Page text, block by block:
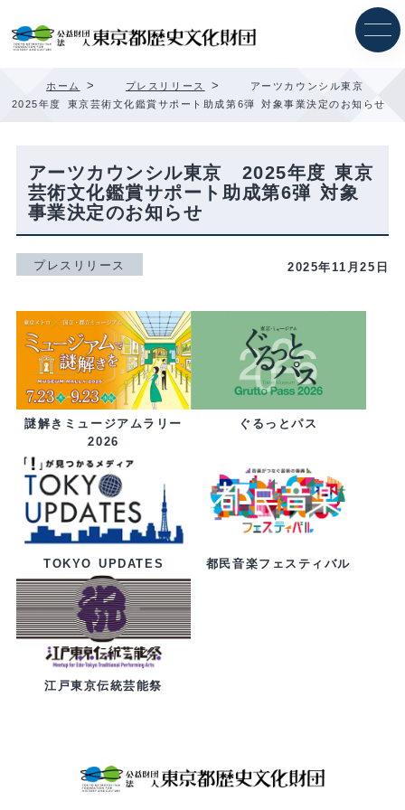
ッ
ホーム > プレスリリース >
アーツカウンシル東京
2025年度 東京芸術文化鑑賞サポート助成第6弾 対象事業決定のお知らせ
アーツカウンシル東京 2025年度 東京
芸術文化鑑賞サポート助成第6弾 対象
事業決定のお知らせ
プレスリリース 2025年11月25日
謎解きミュージアムラリー
2026
ぐるっとパス
TOKYO UPDATES 都民音楽フェスティバル
江戸東京伝統芸能祭